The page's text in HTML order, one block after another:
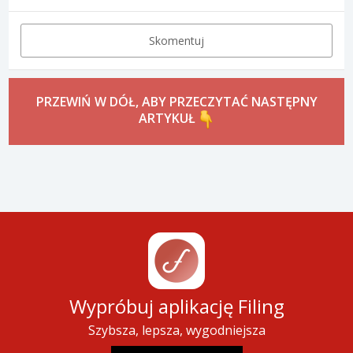
Skomentuj
PRZEWIŃ W DÓŁ, ABY PRZECZYTAĆ NASTĘPNY
ARTYKUŁ
Wypróbuj aplikację Filing
Szybsza, lepsza, wygodniejsza